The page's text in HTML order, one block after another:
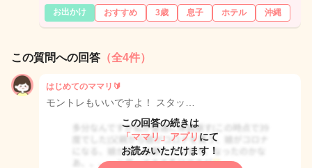
お出かけ おすすめ 3歳 息子 ホテル 沖縄
この質問への回答 （全4件）
はじめてのママリ🔰
モントレもいいですよ！ スタッ…
この回答の続きは
「ママリ」アプリ にて
お読みいただけます！